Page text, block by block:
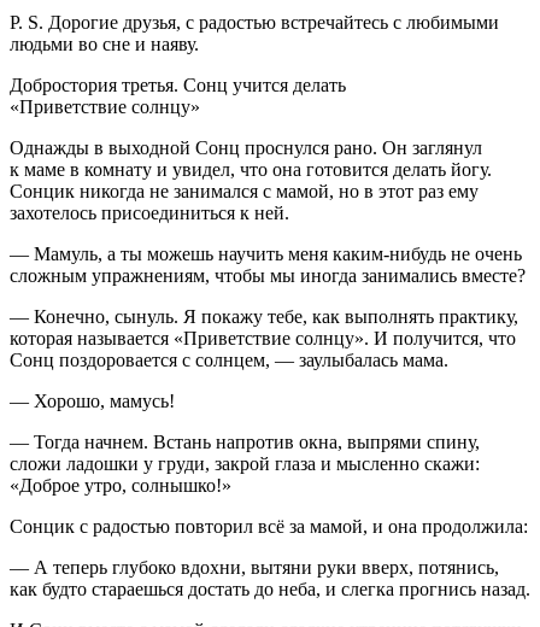
P. S. Дорогие друзья, с радостью встречайтесь с любимыми
людьми во сне и наяву.
Добростория третья. Сонц учится делать
«Приветствие солнцу»
Однажды в выходной Сонц проснулся рано. Он заглянул
к маме в комнату и увидел, что она готовится делать йогу.
Сонцик никогда не занимался с мамой, но в этот раз ему
захотелось присоединиться к ней.
— Мамуль, а ты можешь научить меня каким-нибудь не очень
сложным упражнениям, чтобы мы иногда занимались вместе?
— Конечно, сынуль. Я покажу тебе, как выполнять практику,
которая называется «Приветствие солнцу». И получится, что
Сонц поздоровается с солнцем, — заулыбалась мама.
— Хорошо, мамусь!
— Тогда начнем. Встань напротив окна, выпрями спину,
сложи ладошки у груди, закрой глаза и мысленно скажи:
«Доброе утро, солнышко!»
Сонцик с радостью повторил всё за мамой, и она продолжила:
— А теперь глубоко вдохни, вытяни руки вверх, потянись,
как будто стараешься достать до неба, и слегка прогнись назад.